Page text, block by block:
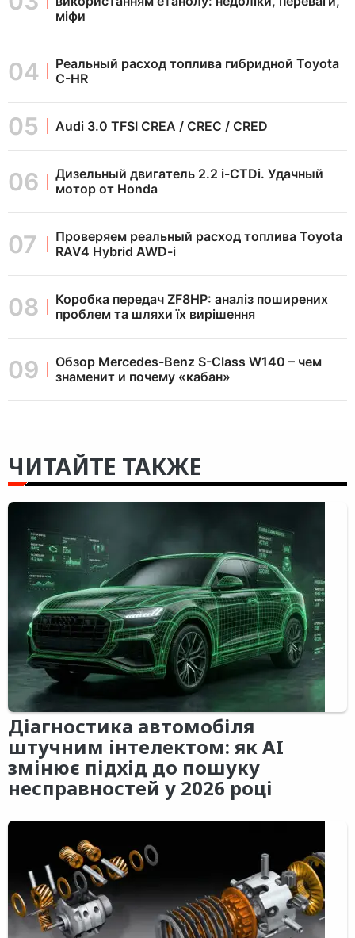
міфи
Реальный расход топлива гибридной Toyota
C-HR
Audi 3.0 TFSI CREA / CREC / CRED
Дизельный двигатель 2.2 i-CTDi. Удачный
мотор от Honda
Проверяем реальный расход топлива Toyota
RAV4 Hybrid AWD-i
Коробка передач ZF8HP: аналіз поширених
проблем та шляхи їх вирішення
Обзор Mercedes-Benz S-Class W140 – чем
знаменит и почему «кабан»
ЧИТАЙТЕ ТАКЖЕ
Діагностика автомобіля
штучним інтелектом: як AI
змінює підхід до пошуку
несправностей у 2026 році